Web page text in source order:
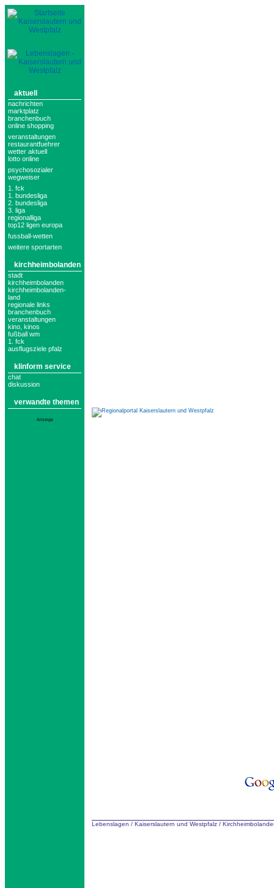
aktuell
nachrichten
marktplatz
branchenbuch
online shopping
veranstaltungen
restaurantfuehrer
wetter aktuell
lotto online
psychosozialer
wegweiser
1. fck
1. bundesliga
2. bundesliga
3. liga
regionalliga
top12 ligen europa
fussball-wetten
weitere sportarten
kirchheimbolanden
stadt
kirchheimbolanden
kirchheimbolanden-
land
regionale links
branchenbuch
veranstaltungen
kino, kinos
fußball wm
1. fck
ausflugsziele pfalz
klinform service
chat
diskussion
verwandte themen
Anzeige
Lebenslagen / Kaiserslautern und Westpfalz /